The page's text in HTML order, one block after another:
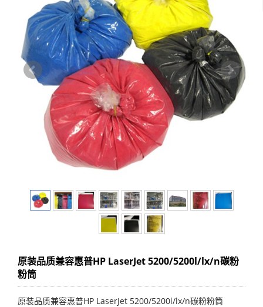
原装品质兼容惠普HP LaserJet 5200/5200l/lx/n碳粉
粉筒
原装品质兼容惠普HP LaserJet 5200/5200l/lx/n碳粉粉筒